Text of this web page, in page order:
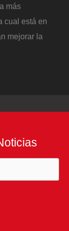
más
cual está en
mejorar la